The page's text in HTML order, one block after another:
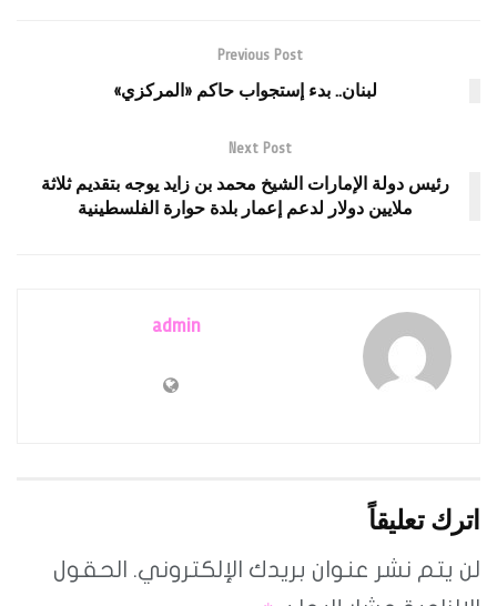
Previous Post
لبنان.. بدء إستجواب حاكم «المركزي»
Next Post
رئيس دولة الإمارات الشيخ محمد بن زايد يوجه بتقديم ثلاثة
ملايين دولار لدعم إعمار بلدة حوارة الفلسطينية
admin
اترك تعليقاً
لن يتم نشر عنوان بريدك الإلكتروني. الحقول